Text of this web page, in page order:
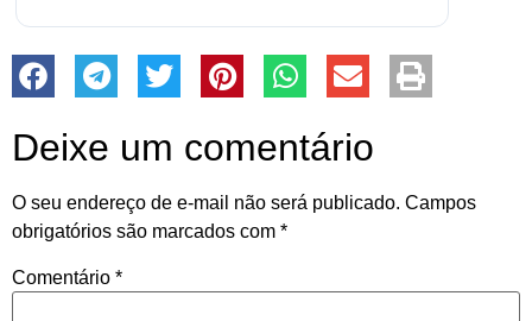
Deixe um comentário
O seu endereço de e-mail não será publicado. Campos
obrigatórios são marcados com *
Comentário *